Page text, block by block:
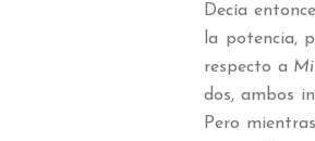
Decía
la potencia,
respecto a
dos, ambos
Pero